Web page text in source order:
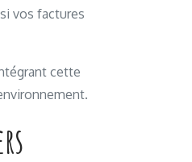
vos factures
cette